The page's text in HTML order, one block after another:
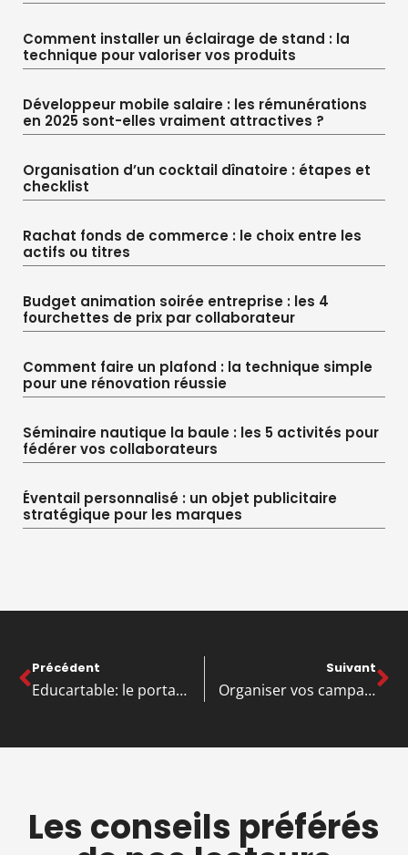
Comment installer un éclairage de stand : la
technique pour valoriser vos produits
Développeur mobile salaire : les rémunérations
en 2025 sont-elles vraiment attractives ?
Organisation d’un cocktail dînatoire : étapes et
checklist
Rachat fonds de commerce : le choix entre les
actifs ou titres
Budget animation soirée entreprise : les 4
fourchettes de prix par collaborateur
Comment faire un plafond : la technique simple
pour une rénovation réussie
Séminaire nautique la baule : les 5 activités pour
fédérer vos collaborateurs
Éventail personnalisé : un objet publicitaire
stratégique pour les marques
Précédent
Educartable: le portail des familles pour rester connecté avec les enseignants
Suivant
Organiser vos campagnes de marketing numérique
Les conseils préférés